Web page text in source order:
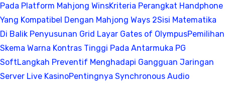
Pada Platform Mahjong WinsKriteria Perangkat Handphone
Yang Kompatibel Dengan Mahjong Ways 2Sisi Matematika
Di Balik Penyusunan Grid Layar Gates of OlympusPemilihan
Skema Warna Kontras Tinggi Pada Antarmuka PG
SoftLangkah Preventif Menghadapi Gangguan Jaringan
Server Live KasinoPentingnya Synchronous Audio